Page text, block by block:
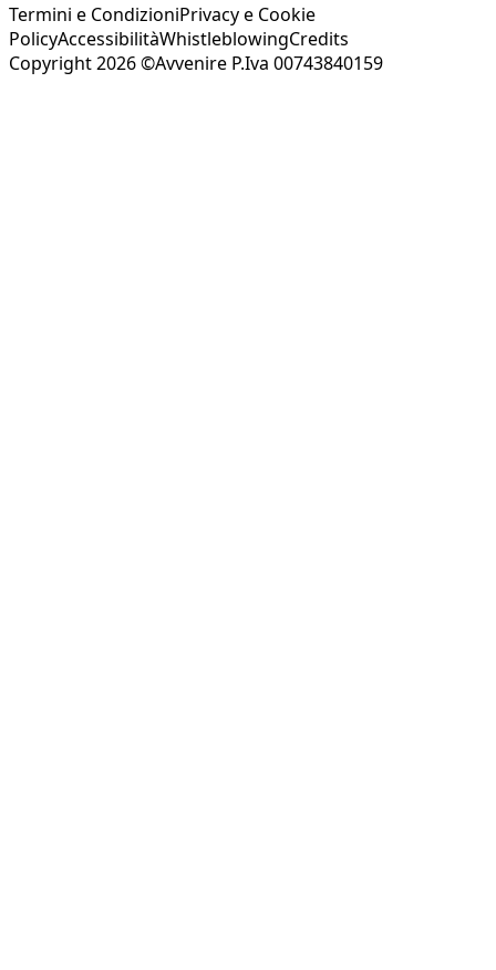
Termini e CondizioniPrivacy e Cookie
PolicyAccessibilitàWhistleblowingCredits
Copyright 2026 ©Avvenire P.Iva 00743840159